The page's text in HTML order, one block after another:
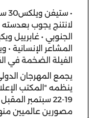
•
لانتنج يجوب
الجنوبي • غابرييل
المشاعر الإنسانية
الفيلة الضخمة في
ينظمه "المكتب
19-22 سبتمبر